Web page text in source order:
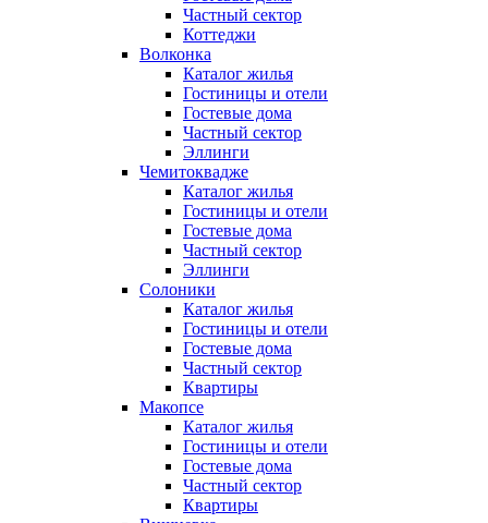
Частный сектор
Коттеджи
Волконка
Каталог жилья
Гостиницы и отели
Гостевые дома
Частный сектор
Эллинги
Чемитоквадже
Каталог жилья
Гостиницы и отели
Гостевые дома
Частный сектор
Эллинги
Солоники
Каталог жилья
Гостиницы и отели
Гостевые дома
Частный сектор
Квартиры
Макопсе
Каталог жилья
Гостиницы и отели
Гостевые дома
Частный сектор
Квартиры